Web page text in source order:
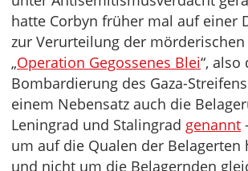
hatte Corbyn früher mal auf einer
zur Verurteilung der
„Operation Gegossenes Blei“, also
Bombardierung des Gaza-
einem Nebensatz auch die
Leningrad und Stalingrad genannt
um auf die Qualen der Belagerten
und nicht um die Belagernden